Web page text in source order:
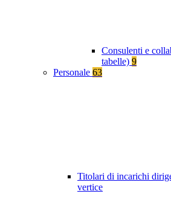
Consulenti e
tabelle) 9
Personale 63
Titolari di incarichi
vertice